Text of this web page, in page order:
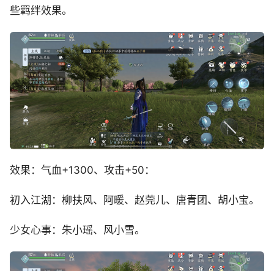
些羁绊效果。
效果：气血+1300、攻击+50：
初入江湖：柳扶风、阿暖、赵莞儿、唐青团、胡小宝。
少女心事：朱小瑶、风小雪。